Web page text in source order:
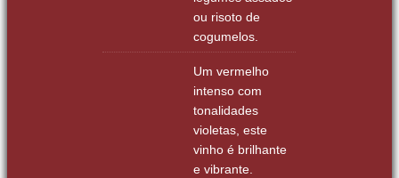
ou risoto de
cogumelos.
Um vermelho
intenso com
tonalidades
violetas, este
vinho é brilhante
e vibrante.